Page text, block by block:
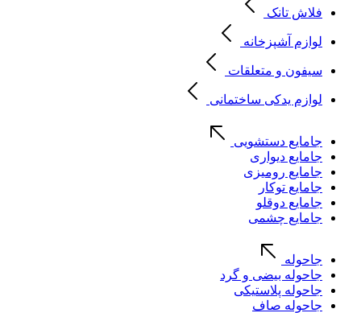
فلاش تانک
لوازم آشپزخانه
سیفون و متعلقات
لوازم یدکی ساختمانی
جامایع دستشویی
جامایع دیواری
جامایع رومیزی
جامایع توکار
جامایع دوقلو
جامایع چشمی
جاحوله
جاحوله بیضی و گرد
جاحوله پلاستیکی
جاحوله صاف